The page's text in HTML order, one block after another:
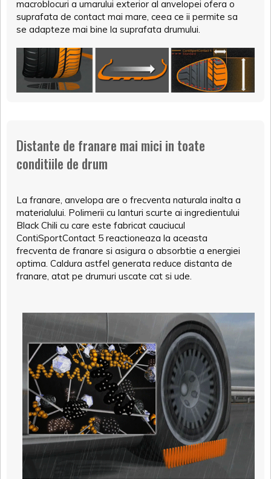
macroblocuri a umarului exterior al anvelopei ofera o
suprafata de contact mai mare, ceea ce ii permite sa
se adapteze mai bine la suprafata drumului.
Distante de franare mai mici in toate
conditiile de drum
La franare, anvelopa are o frecventa naturala inalta a
materialului. Polimerii cu lanturi scurte ai ingredientului
Black Chili cu care este fabricat cauciucul
ContiSportContact 5 reactioneaza la aceasta
frecventa de franare si asigura o absorbtie a energiei
optima. Caldura astfel generata reduce distanta de
franare, atat pe drumuri uscate cat si ude.